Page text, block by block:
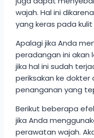
wajah. Hal ini
yang keras pada kulit
Apalagi jika Anda
peradangan ini akan
jika hal ini sudah
periksakan ke
penanganan yang
Berikut beberapa
jika Anda
perawatan wajah.